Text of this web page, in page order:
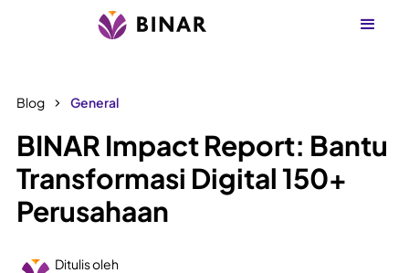
Blog General
BINAR Impact Report: Bantu
Transformasi Digital 150+
Perusahaan
Ditulis oleh